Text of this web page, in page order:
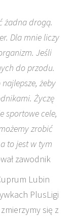
żadna drogą.
Dla mnie liczy
Jeśli
do przodu.
żeby
Życzę
sportowe cele,
zrobić
to jest w tym
zawodnik
Lubin
PlusLigi
się z